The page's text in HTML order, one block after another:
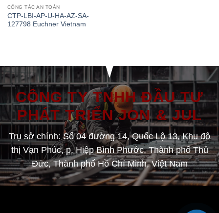
CÔNG TẮC AN TOÀN
CTP-LBI-AP-U-HA-AZ-SA-
127798 Euchner Vietnam
CÔNG TY TNHH ĐẦU TƯ
PHÁT TRIỂN JON & JUL
Trụ sở chính: Số 04 đường 14, Quốc Lộ 13, Khu đô
thị Vạn Phúc, p. Hiệp Bình Phước, Thành phố Thủ
Đức, Thành phố Hồ Chí Minh, Việt Nam